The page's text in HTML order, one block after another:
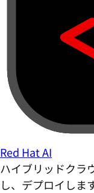
Red Hat AI
ハイブリッドクラ
し、デプロイします